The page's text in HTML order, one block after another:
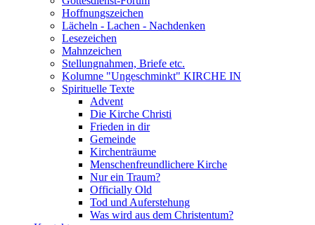
Hoffnungszeichen
Lächeln - Lachen - Nachdenken
Lesezeichen
Mahnzeichen
Stellungnahmen, Briefe etc.
Kolumne "Ungeschminkt" KIRCHE IN
Spirituelle Texte
Advent
Die Kirche Christi
Frieden in dir
Gemeinde
Kirchenträume
Menschenfreundlichere Kirche
Nur ein Traum?
Officially Old
Tod und Auferstehung
Was wird aus dem Christentum?